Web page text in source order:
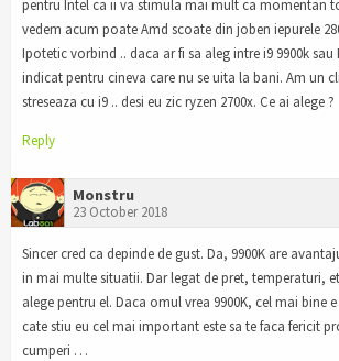
pentru Intel ca ii va stimula mai mult ca momentan
vedem acum poate Amd scoate din joben iepurele
Ipotetic vorbind .. daca ar fi sa aleg intre i9 9900k sau
indicat pentru cineva care nu se uita la bani. Am un
streseaza cu i9 .. desi eu zic ryzen 2700x. Ce ai alege ?
Reply
Monstru
23 October 2018
Sincer cred ca depinde de gust. Da, 9900K are
in mai multe situatii. Dar legat de pret, temperaturi,
alege pentru el. Daca omul vrea 9900K, cel mai bine e
cate stiu eu cel mai important este sa te faca fericit
cumperi …